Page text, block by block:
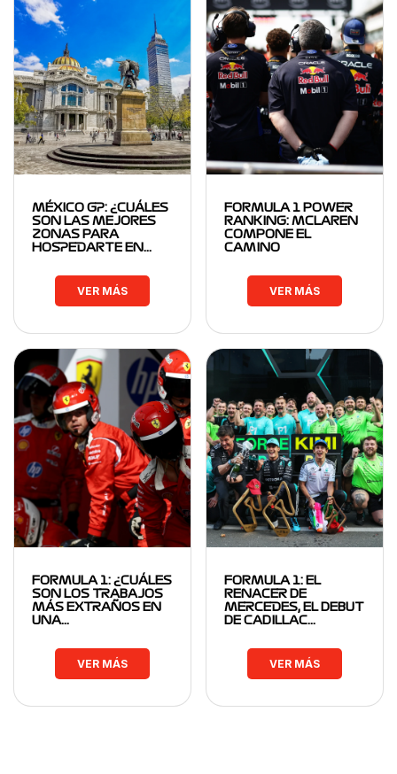
MÉXICO GP: ¿CUÁLES
SON LAS MEJORES
ZONAS PARA
HOSPEDARTE EN…
VER MÁS
FORMULA 1 POWER
RANKING: MCLAREN
COMPONE EL
CAMINO
VER MÁS
FORMULA 1: ¿CUÁLES
SON LOS TRABAJOS
MÁS EXTRAÑOS EN
UNA…
VER MÁS
FORMULA 1: EL
RENACER DE
MERCEDES, EL DEBUT
DE CADILLAC…
VER MÁS